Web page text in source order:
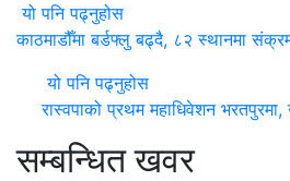
यो पनि पढ्नुहोस
काठमाडौँमा बर्डफ्लु बढ्दै, ८२ स्थानमा
यो पनि पढ्नुहोस
रास्वपाको प्रथम महाधिवेशन
सम्बन्धित खवर